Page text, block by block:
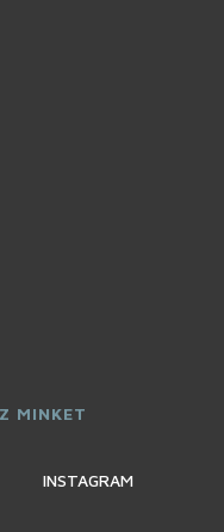
MINKET
INSTAGRAM